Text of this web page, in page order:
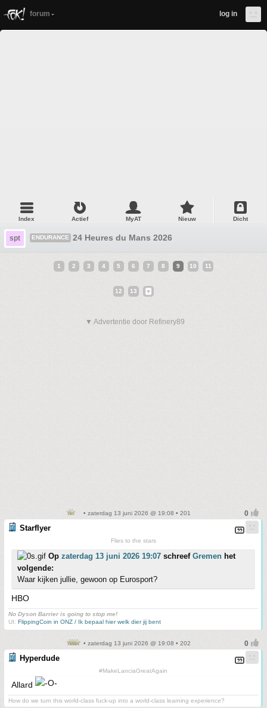
forum log in
Index Actief MyAT Nieuw Dicht
spt ENDURANCE 24 Heures du Mans 2026
1 2 3 4 5 6 7 8 9 10 11
12 13
▼ Advertentie door Refinery89
• zaterdag 13 juni 2026 @ 19:08 • 201
Starflyer
Flies to the stars
Op zaterdag 13 juni 2026 19:07 schreef Gremen het
volgende:
Waar kijken jullie, gewoon op Eurosport?
HBO
No Dyson Barrier is going to stop me!
UI: FlippingCoin in ONZ / Ik bepaal hier welk dier jij bent
• zaterdag 13 juni 2026 @ 19:08 • 202
Hyperdude
#MakeLanciaGreatAgain
Allard
How do we turn this world-class fuck-up into a world-class learning experience?